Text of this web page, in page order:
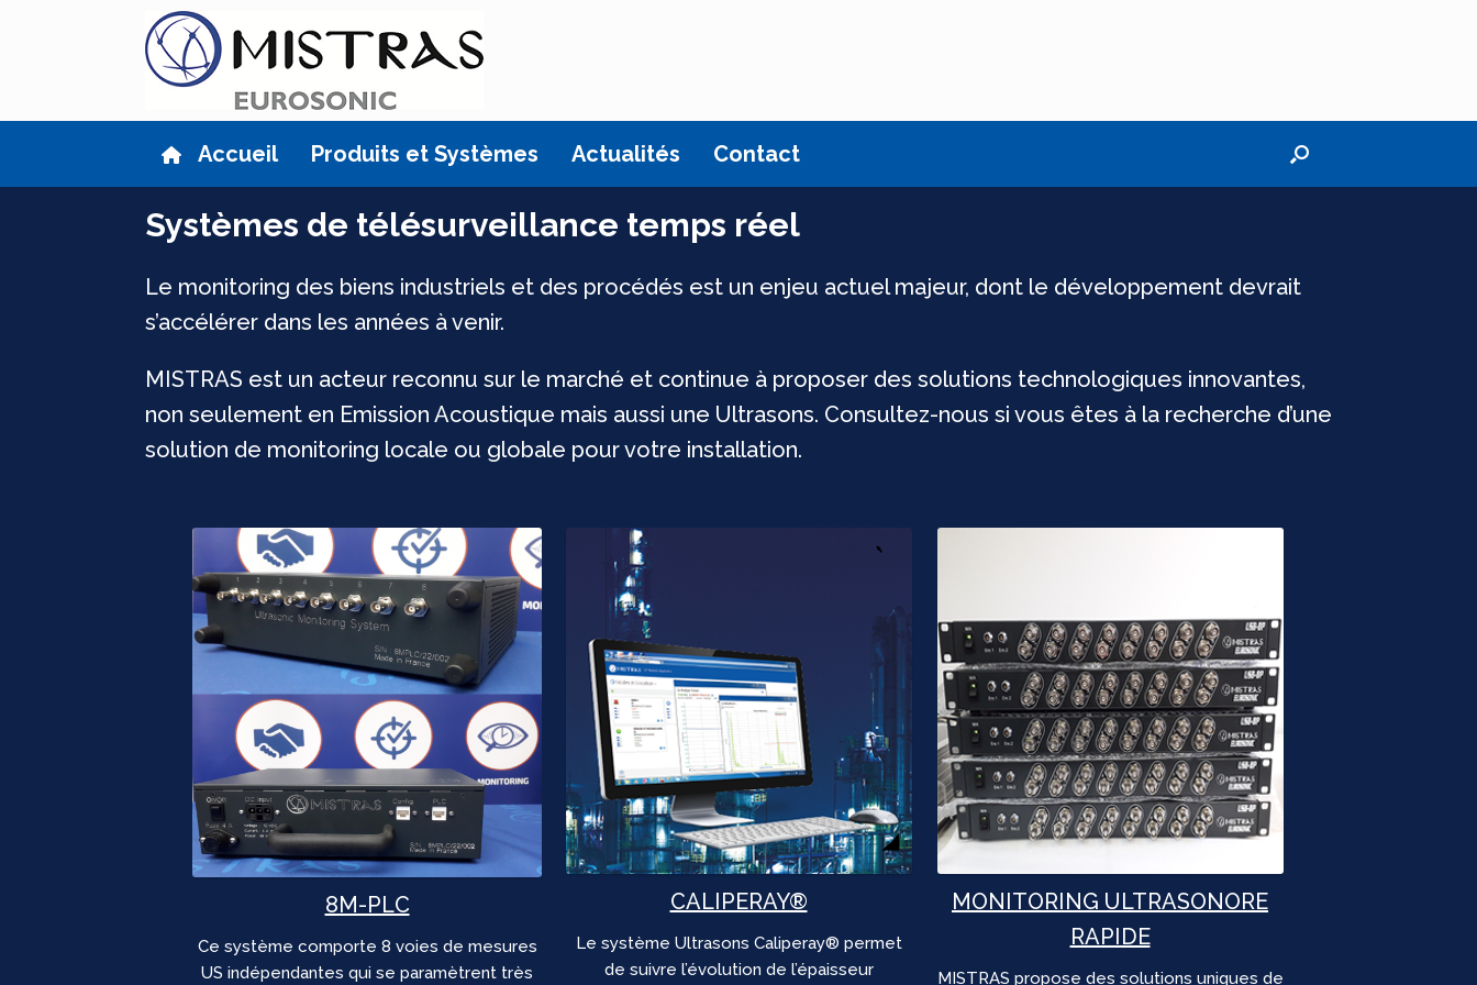
Accueil Produits et Systèmes Actualités Contact
Systèmes de télésurveillance temps réel
Le monitoring des biens industriels et des procédés est un enjeu actuel majeur, dont le développement devrait
s’accélérer dans les années à venir.
MISTRAS est un acteur reconnu sur le marché et continue à proposer des solutions technologiques innovantes,
non seulement en Emission Acoustique mais aussi une Ultrasons. Consultez-nous si vous êtes à la recherche d’une
solution de monitoring locale ou globale pour votre installation.
8M-PLC
Ce système comporte 8 voies de mesures
US indépendantes qui se paramètrent très
CALIPERAY®
Le système Ultrasons Caliperay® permet
de suivre l’évolution de l’épaisseur
MONITORING ULTRASONORE
RAPIDE
MISTRAS propose des solutions uniques de